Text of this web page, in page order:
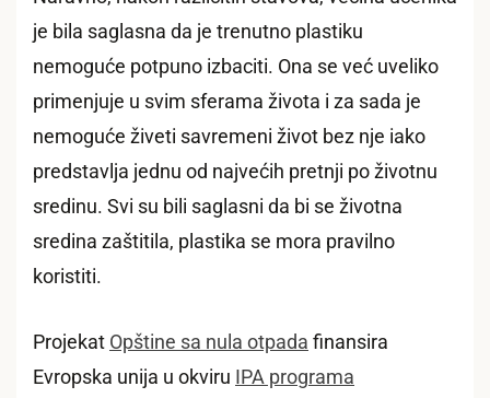
je bila saglasna da je trenutno plastiku
nemoguće potpuno izbaciti. Ona se već uveliko
primenjuje u svim sferama života i za sada je
nemoguće živeti savremeni život bez nje iako
predstavlja jednu od najvećih pretnji po životnu
sredinu. Svi su bili saglasni da bi se životna
sredina zaštitila, plastika se mora pravilno
koristiti.
Projekat Opštine sa nula otpada finansira
Evropska unija u okviru IPA programa